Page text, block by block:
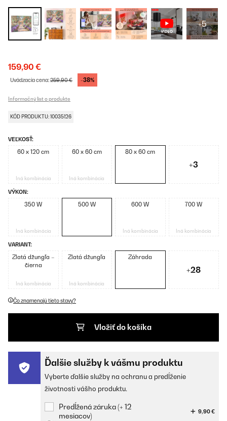
+5
159,90 €
Uvádzacia cena:259,90 € -38%
Informačný list o produkte
KÓD PRODUKTU: 10035126
VEĽKOSŤ:
60 x 120 cm
Iná kombinácia
60 x 60 cm
Iná kombinácia
80 x 60 cm
+3
VÝKON:
350 W
Iná kombinácia
500 W 600 W
Iná kombinácia
700 W
Iná kombinácia
VARIANT:
Zlatá džungľa –
čierna
Iná kombinácia
Zlatá džungľa
Iná kombinácia
Záhrada
+28
Čo znamenajú tieto stavy?
Vložiť do košíka
Ďalšie služby k vášmu produktu
Vyberte ďalšie služby na ochranu a predĺženie
životnosti vášho produktu.
Predĺžená záruka (+ 12
mesiacov)
9,90 €